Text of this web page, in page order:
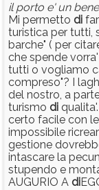
il porto e' un bene
Mi permetto di
turistica per tutti,
barche" ( per
che spende vorra'
tutti o vogliamo
compreso"? I
del nostro, a
turismo di
certo facile con
impossibile
gestione
intascare la
stupendo e
AUGURIO A di